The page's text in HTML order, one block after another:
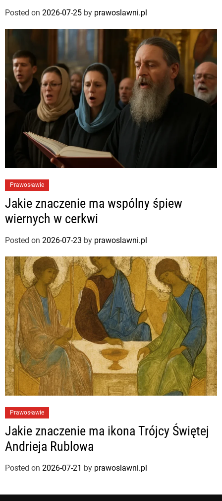
Posted on 2026-07-25 by prawoslawni.pl
Prawosławie
Jakie znaczenie ma wspólny śpiew
wiernych w cerkwi
Posted on 2026-07-23 by prawoslawni.pl
Prawosławie
Jakie znaczenie ma ikona Trójcy Świętej
Andrieja Rublowa
Posted on 2026-07-21 by prawoslawni.pl